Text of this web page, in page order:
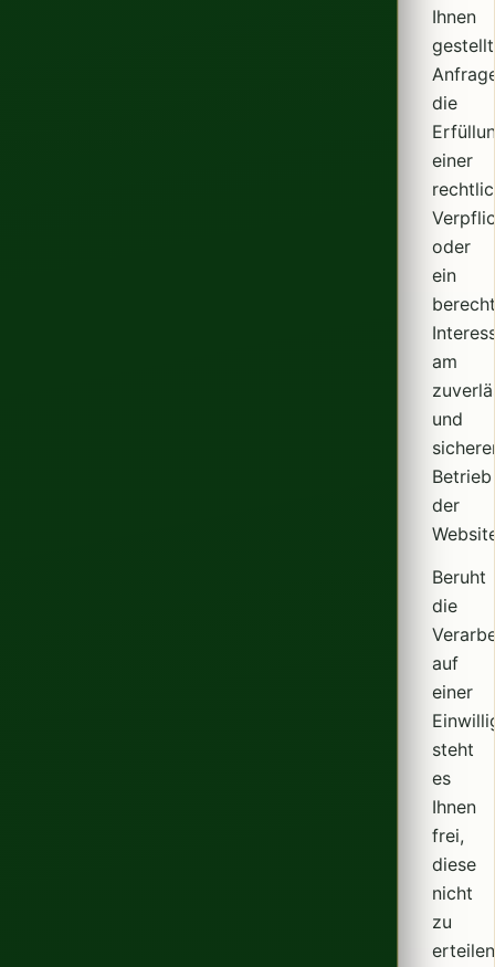
Ihnen
die
einer
oder
ein
am
und
Betrieb
der
Beruht
die
auf
einer
steht
es
Ihnen
frei,
diese
nicht
zu